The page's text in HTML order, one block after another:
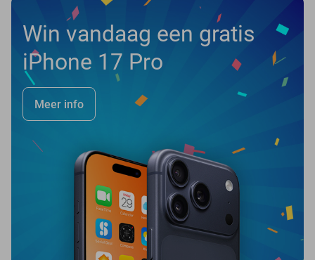
Win vandaag een gratis
iPhone 17 Pro
Meer info